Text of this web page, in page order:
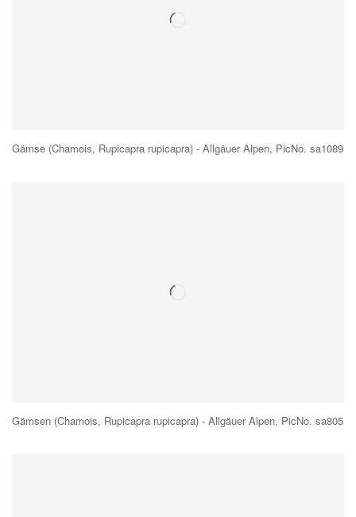
Gämse (Chamois, Rupicapra rupicapra) - Allgäuer Alpen, PicNo. sa1089
Gämsen (Chamois, Rupicapra rupicapra) - Allgäuer Alpen, PicNo. sa805